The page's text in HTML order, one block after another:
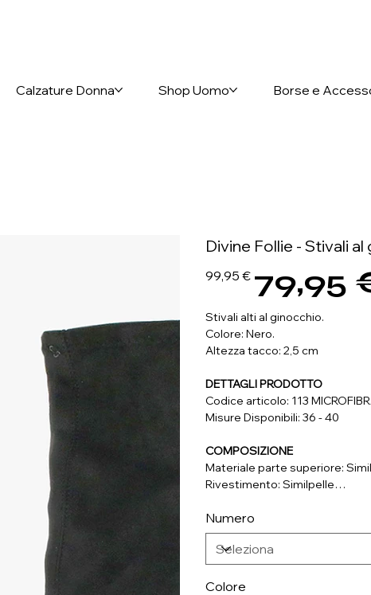
Calzature Donna Shop Uomo Borse e
Divine Follie - Stivali
Prezzo
originale
99,95 € scontato
79,95
Stivali alti al ginocchio.
Colore: Nero.
Altezza tacco: 2,5 cm
DETTAGLI PRODOTTO
Codice articolo: 113
Misure Disponibili: 36 - 40
COMPOSIZIONE
Materiale parte superiore:
Rivestimento: Similpelle
Suola: Materiale Sintetico
Numero
Colore